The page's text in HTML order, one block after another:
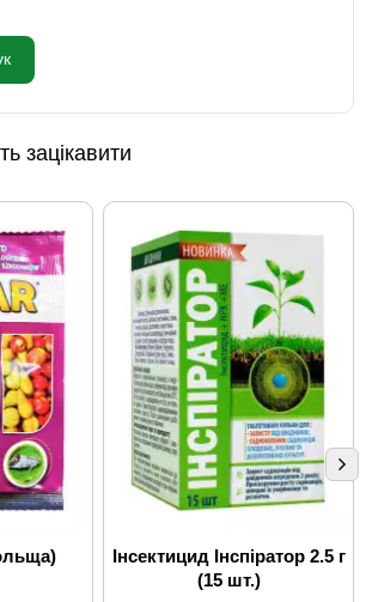
зацікавити
Інсектицид Інспіратор 2.5 г
(15 шт.)